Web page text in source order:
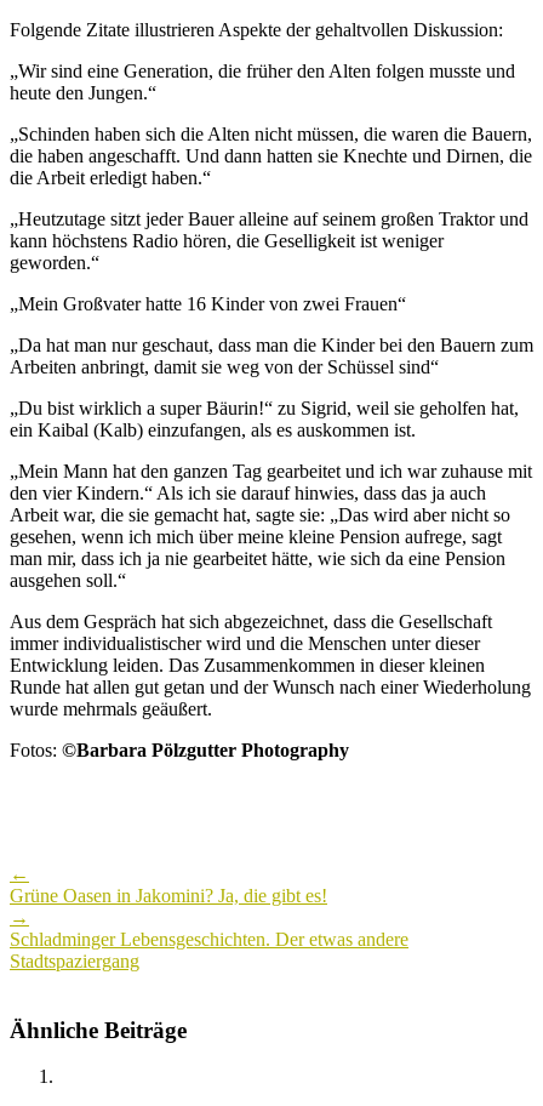
Folgende Zitate illustrieren Aspekte der gehaltvollen Diskussion:
„Wir sind eine Generation, die früher den Alten folgen musste und
heute den Jungen.“
„Schinden haben sich die Alten nicht müssen, die waren die Bauern,
die haben angeschafft. Und dann hatten sie Knechte und Dirnen, die
die Arbeit erledigt haben.“
„Heutzutage sitzt jeder Bauer alleine auf seinem großen Traktor und
kann höchstens Radio hören, die Geselligkeit ist weniger
geworden.“
„Mein Großvater hatte 16 Kinder von zwei Frauen“
„Da hat man nur geschaut, dass man die Kinder bei den Bauern zum
Arbeiten anbringt, damit sie weg von der Schüssel sind“
„Du bist wirklich a super Bäurin!“ zu Sigrid, weil sie geholfen hat,
ein Kaibal (Kalb) einzufangen, als es auskommen ist.
„Mein Mann hat den ganzen Tag gearbeitet und ich war zuhause mit
den vier Kindern.“ Als ich sie darauf hinwies, dass das ja auch
Arbeit war, die sie gemacht hat, sagte sie: „Das wird aber nicht so
gesehen, wenn ich mich über meine kleine Pension aufrege, sagt
man mir, dass ich ja nie gearbeitet hätte, wie sich da eine Pension
ausgehen soll.“
Aus dem Gespräch hat sich abgezeichnet, dass die Gesellschaft
immer individualistischer wird und die Menschen unter dieser
Entwicklung leiden. Das Zusammenkommen in dieser kleinen
Runde hat allen gut getan und der Wunsch nach einer Wiederholung
wurde mehrmals geäußert.
Fotos: ©Barbara Pölzgutter Photography
navigation
←
Grüne Oasen in Jakomini? Ja, die gibt es!
→
Schladminger Lebensgeschichten. Der etwas andere
Stadtspaziergang
Ähnliche Beiträge